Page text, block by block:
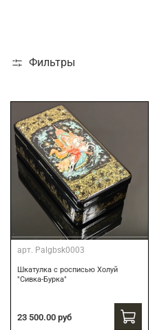
Фильтры
арт. Palgbsk0003
Шкатулка с росписью Холуй
"Сивка-Бурка"
23 500.00 руб